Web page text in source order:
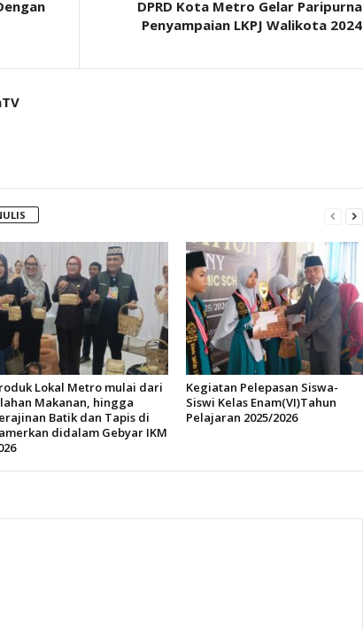
DPRD Kota Metro Gelar Paripurna
Penyampaian LKPJ Walikota 2024
Lokal Metro mulai dari
Makanan, hingga
Batik dan Tapis di
didalam Gebyar IKM
Kegiatan Pelepasan Siswa-
Siswi Kelas Enam(VI)Tahun
Pelajaran 2025/2026